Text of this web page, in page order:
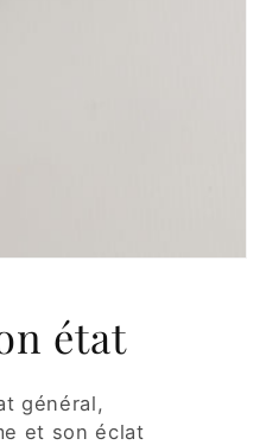
état
général,
et son éclat